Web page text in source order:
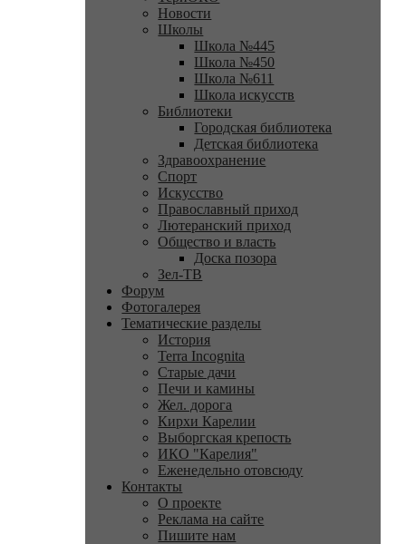
Новости
Школы
Школа №445
Школа №450
Школа №611
Школа искусств
Библиотеки
Городская библиотека
Детская библиотека
Здравоохранение
Спорт
Искусство
Православный приход
Лютеранский приход
Общество и власть
Доска позора
Зел-ТВ
Форум
Фотогалерея
Тематические разделы
История
Terra Incognita
Старые дачи
Печи и камины
Жел. дорога
Кирхи Карелии
Выборгская крепость
ИКО "Карелия"
Еженедельно отовсюду
Контакты
О проекте
Реклама на сайте
Пишите нам